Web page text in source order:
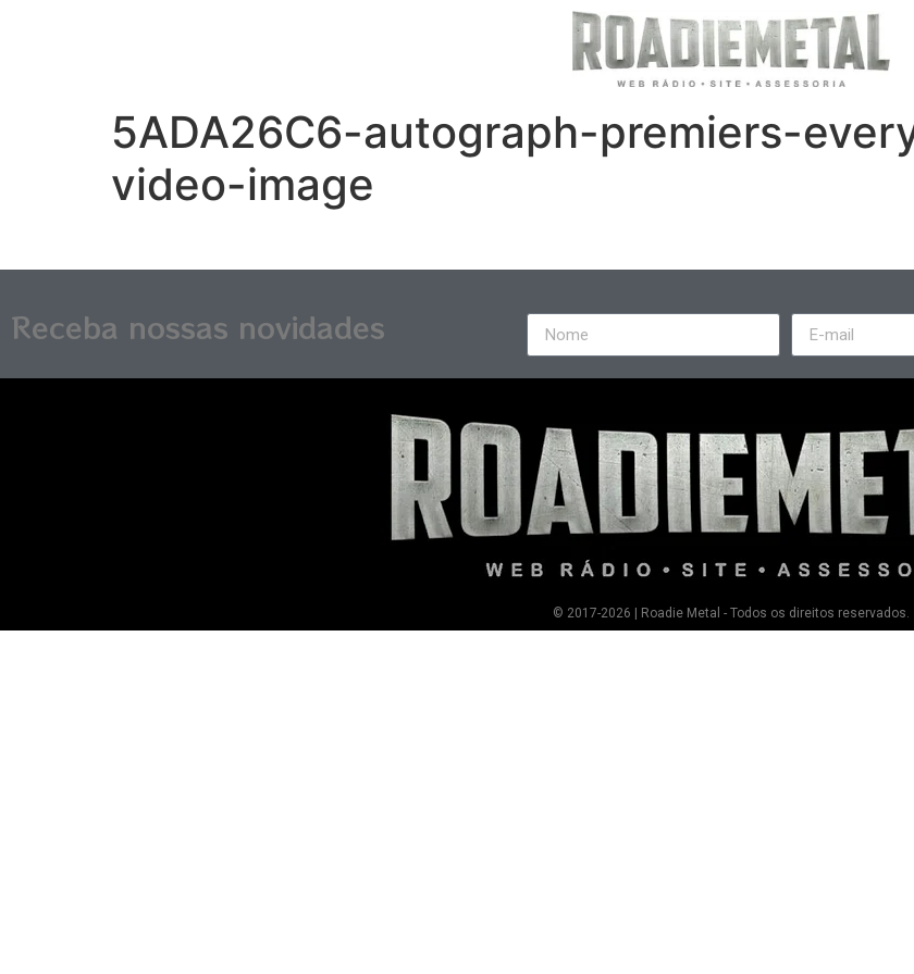
5ADA26C6-autograph-premiers-
video-image
Receba nossas novidades
© 2017-2026 | Roadie Metal - Todos os direitos reservados.